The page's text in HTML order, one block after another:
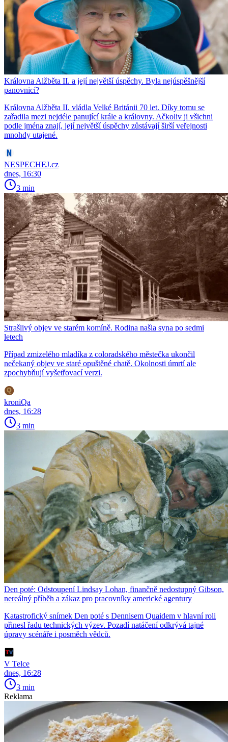
Královna Alžběta II. a její největší úspěchy. Byla nejúspěšnější
panovnicí?
Královna Alžběta II. vládla Velké Británii 70 let. Díky tomu se
zařadila mezi nejdéle panující krále a královny. Ačkoliv ji všichni
podle jména znají, její největší úspěchy zůstávají širší veřejnosti
mnohdy utajené.
NESPECHEJ.cz
dnes, 16:30
3 min
Strašlivý objev ve starém komíně. Rodina našla syna po sedmi
letech
Případ zmizelého mladíka z coloradského městečka ukončil
nečekaný objev ve staré opuštěné chatě. Okolnosti úmrtí ale
zpochybňují vyšetřovací verzi.
kroniQa
dnes, 16:28
3 min
Den poté: Odstoupení Lindsay Lohan, finančně nedostupný Gibson,
nereálný příběh a zákaz pro pracovníky americké agentury
Katastrofický snímek Den poté s Dennisem Quaidem v hlavní roli
přinesl řadu technických výzev. Pozadí natáčení odkrývá tajné
úpravy scénáře i posměch vědců.
V Telce
dnes, 16:28
3 min
Reklama